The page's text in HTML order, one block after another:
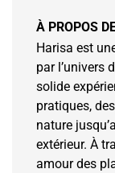
À PROPOS
Harisa est
par l’univers
solide
pratiques,
nature
extérieur. À
amour des